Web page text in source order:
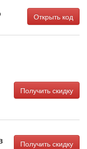
Открыть код
Получить скидку
Получить скидку